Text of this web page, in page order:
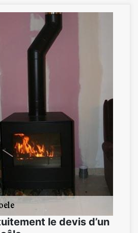
le devis d’un